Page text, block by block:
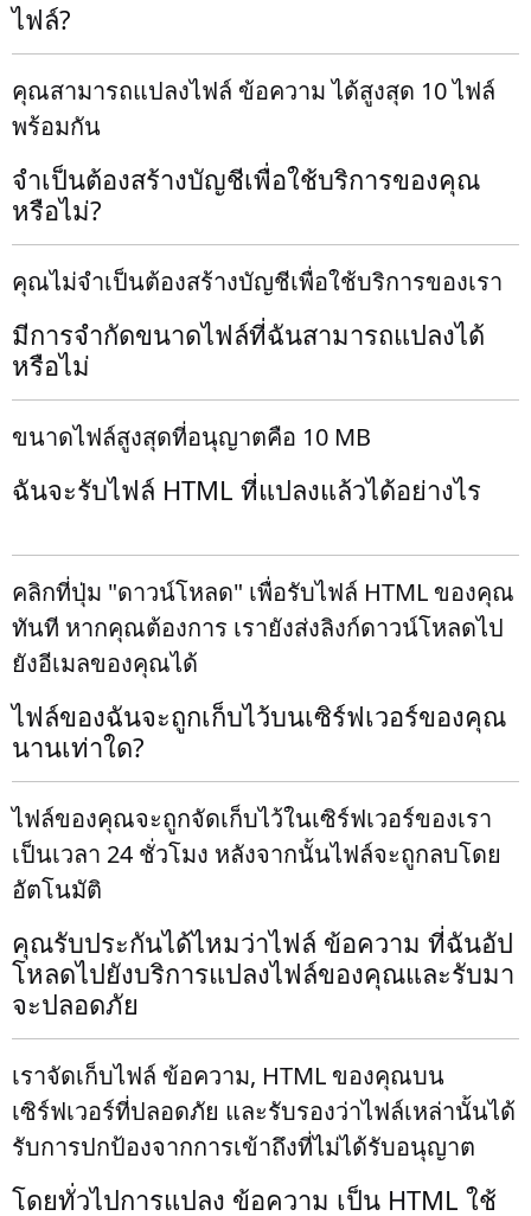
ไฟล์?
คุณสามารถแปลงไฟล์ ข้อความ ได้สูงสุด 10 ไฟล์
พร้อมกัน
จำเป็นต้องสร้างบัญชีเพื่อใช้บริการของคุณ
หรือไม่?
คุณไม่จำเป็นต้องสร้างบัญชีเพื่อใช้บริการของเรา
มีการจำกัดขนาดไฟล์ที่ฉันสามารถแปลงได้
หรือไม่
ขนาดไฟล์สูงสุดที่อนุญาตคือ 10 MB
ฉันจะรับไฟล์ HTML ที่แปลงแล้วได้อย่างไร
คลิกที่ปุ่ม "ดาวน์โหลด" เพื่อรับไฟล์ HTML ของคุณ
ทันที หากคุณต้องการ เรายังส่งลิงก์ดาวน์โหลดไป
ยังอีเมลของคุณได้
ไฟล์ของฉันจะถูกเก็บไว้บนเซิร์ฟเวอร์ของคุณ
นานเท่าใด?
ไฟล์ของคุณจะถูกจัดเก็บไว้ในเซิร์ฟเวอร์ของเรา
เป็นเวลา 24 ชั่วโมง หลังจากนั้นไฟล์จะถูกลบโดย
อัตโนมัติ
คุณรับประกันได้ไหมว่าไฟล์ ข้อความ ที่ฉันอัป
โหลดไปยังบริการแปลงไฟล์ของคุณและรับมา
จะปลอดภัย
เราจัดเก็บไฟล์ ข้อความ, HTML ของคุณบน
เซิร์ฟเวอร์ที่ปลอดภัย และรับรองว่าไฟล์เหล่านั้นได้
รับการปกป้องจากการเข้าถึงที่ไม่ได้รับอนุญาต
โดยทั่วไปการแปลง ข้อความ เป็น HTML ใช้